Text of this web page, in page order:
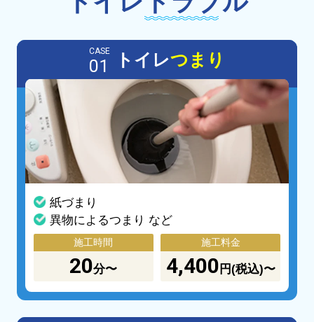
CASE
01 トイレつまり
紙づまり
異物によるつまり など
施工時間
20分〜
施工料金
4,400 円(税込)〜